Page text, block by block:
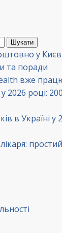
у Києві
та поради
вже
2026 році:
в Україні у